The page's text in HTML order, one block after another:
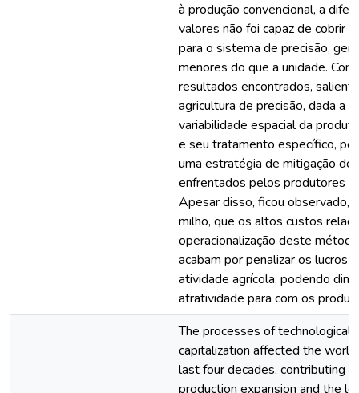
à produção convencional, a
valores não foi capaz de cobrir
para o sistema de precisão,
menores do que a unidade.
resultados encontrados,
agricultura de precisão, dada a
variabilidade espacial da
e seu tratamento específico,
uma estratégia de mitigação
enfrentados pelos produtores
Apesar disso, ficou observado,
milho, que os altos custos
operacionalização deste
acabam por penalizar os lucros
atividade agrícola, podendo
atratividade para com os
The processes of technological
capitalization affected the
last four decades, contributing
production expansion and the